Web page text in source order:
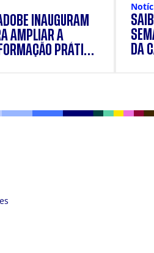
INAUGURAM
AMPLIAR A
PRÁTICA
DA